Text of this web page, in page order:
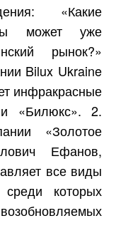
«Какие
может уже
рынок?»
Bilux Ukraine
инфракрасные
«Билюкс». 2.
«Золотое
Ефанов,
все виды
которых